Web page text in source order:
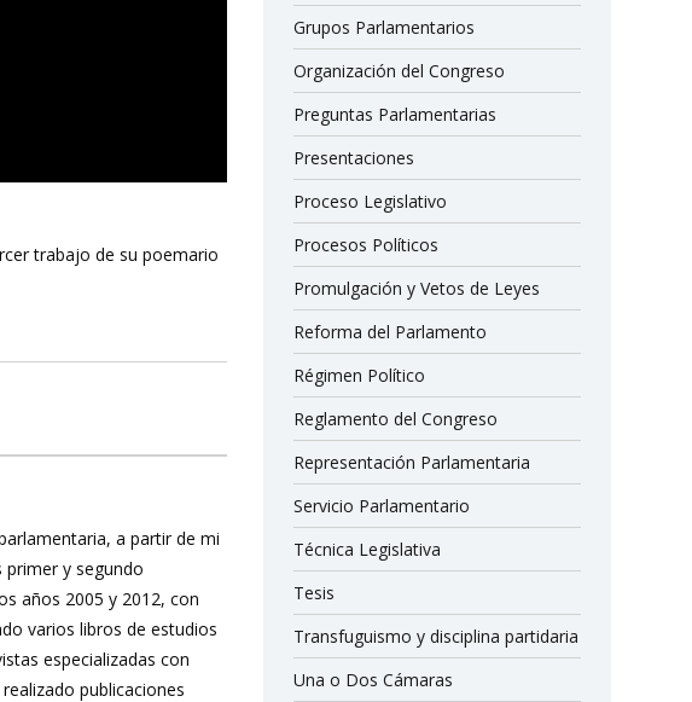
trabajo de su poemario
a partir de mi
y segundo
años 2005 y 2012, con
varios libros de estudios
especializadas con
publicaciones
Grupos Parlamentarios
Organización del Congreso
Preguntas Parlamentarias
Presentaciones
Proceso Legislativo
Procesos Políticos
Promulgación y Vetos de Leyes
Reforma del Parlamento
Régimen Político
Reglamento del Congreso
Representación Parlamentaria
Servicio Parlamentario
Técnica Legislativa
Tesis
Transfuguismo y disciplina partidaria
Una o Dos Cámaras